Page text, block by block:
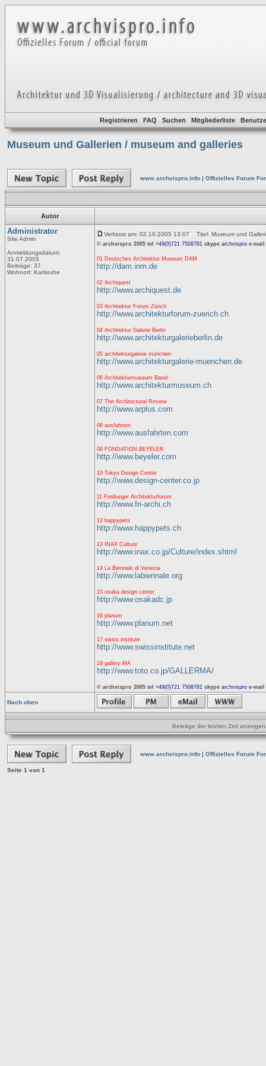
Registrieren FAQ Suchen Mitgliederliste
Museum und Gallerien / museum and galleries
www.archvispro.info | Offizielles Forum
Autor
Administrator
Site Admin
Anmeldungsdatum:
31.07.2005
Beiträge: 37
Wohnort: Karlsruhe
Verfasst am: 02.10.2005 13:07 Titel: Museum und
© archvispro 2005 tel +49(0)721 7508781 skype archvispro e-mail
01 Deutsches Architektur Museum DAM
http://dam.inm.de
02 Archiquest
http://www.archiquest.de
03 Architektur Forum Zürich
http://www.architekturforum-zuerich.ch
04 Architektur Galerie Berlin
http://www.architekturgalerieberlin.de
05 architekturgalerie münchen
http://www.architekturgalerie-muenchen.de
06 Architekturmuseum Basel
http://www.architekturmuseum.ch
07 The Architectural Review
http://www.arplus.com
08 ausfahrten
http://www.ausfahrten.com
09 FONDATION BEYELER
http://www.beyeler.com
10 Tokyo Design Center
http://www.design-center.co.jp
11 Freiburger Architekturforum
http://www.fri-archi.ch
12 happypets
http://www.happypets.ch
13 INAX Culture
http://www.inax.co.jp/Culture/index.shtml
14 La Biennale di Venezia
http://www.labiennale.org
15 osaka design center
http://www.osakadc.jp
16 planum
http://www.planum.net
17 swiss institute
http://www.swissinstitute.net
18 gallery MA
http://www.toto.co.jp/GALLERMA/
© archvispro 2005 tel +49(0)721 7508781 skype archvispro e-mail
Nach oben
Beiträge der letzten Zeit
www.archvispro.info | Offizielles Forum
Seite 1 von 1